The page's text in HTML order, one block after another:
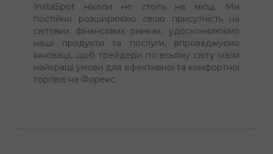
InstaSpot ніколи не стоїть на місці. Ми
постійно розширюємо свою присутність на
світових фінансових ринках, удосконалюємо
наші продукти та послуги, впроваджуємо
інновації, щоб трейдери по всьому світу мали
найкращі умови для ефективної та комфортної
торгівлі на Форекс.